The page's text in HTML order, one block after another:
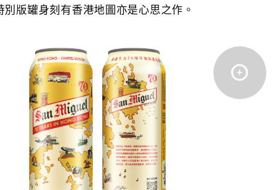
版罐身刻有香港地圖亦是心思之作。